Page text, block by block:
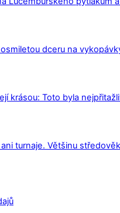
dceru na
krásou: Toto byla
turnaje. Většinu